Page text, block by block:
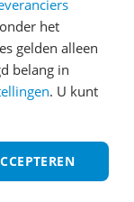
het
gelden alleen
belang in
. U kunt